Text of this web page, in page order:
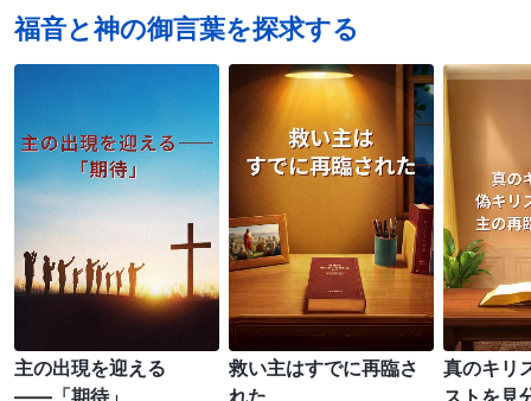
福音と神の御言葉を探求する
主の出現を迎える
救い主はすでに再臨さ
真のキリ